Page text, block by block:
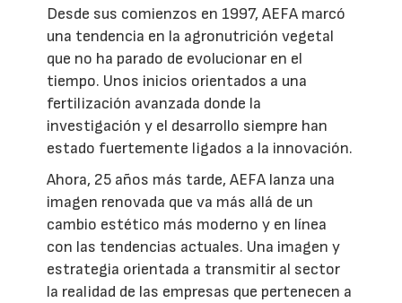
Desde sus comienzos en 1997, AEFA marcó
una tendencia en la agronutrición vegetal
que no ha parado de evolucionar en el
tiempo. Unos inicios orientados a una
fertilización avanzada donde la
investigación y el desarrollo siempre han
estado fuertemente ligados a la innovación.
Ahora, 25 años más tarde, AEFA lanza una
imagen renovada que va más allá de un
cambio estético más moderno y en línea
con las tendencias actuales. Una imagen y
estrategia orientada a transmitir al sector
la realidad de las empresas que pertenecen a